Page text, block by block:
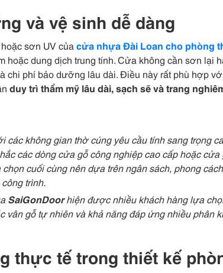
và vệ sinh dễ dàng
sơn UV của cửa nhựa Đài Loan cho phòng
hoặc dung dịch trung tính. Cửa không cần sơn lại
chi phí bảo dưỡng lâu dài. Điều này rất phù hợp
duy trì thẩm mỹ lâu dài, sạch sẽ và trang
các không gian thờ cúng yêu cầu tính sang trọng
các dòng cửa gỗ công nghiệp cao cấp hoặc
cuối cùng nên dựa trên ngân sách, phong
trình.
SaiGonDoorhiện được nhiều khách hàng lựa
vân gỗ tự nhiên và khả năng đáp ứng nhiều phân
thực tế trong thiết kế